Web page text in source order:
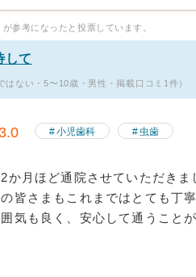
参考になったと投票しています。
して
はない・5〜10歳・男性・掲載口コミ1件）
小児歯科 虫歯
か月ほど通院させていただきま
皆さまもこれまではとても丁
気も良く、安心して通うことが